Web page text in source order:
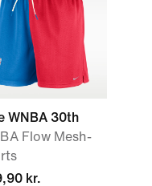
WNBA 30th
Flow Mesh-
kr.